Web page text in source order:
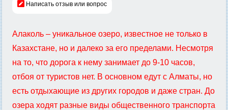
Написать отзыв или вопрос
Алаколь – уникальное озеро, известное не только в
Казахстане, но и далеко за его пределами. Несмотря
на то, что дорога к нему занимает до 9-10 часов,
отбоя от туристов нет. В основном едут с Алматы, но
есть отдыхающие из других городов и даже стран. До
озера ходят разные виды общественного транспорта